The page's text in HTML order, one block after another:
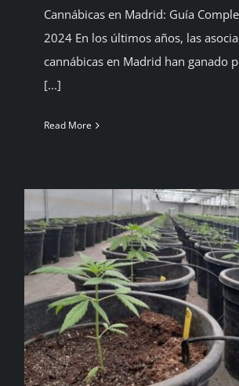
Cannábicas en Madrid: Guía
2024 En los últimos años, las
cannábicas en Madrid han ganado
[...]
Read More